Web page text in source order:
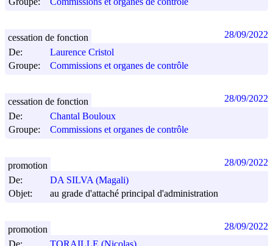
De:
Laurence Cristol
Groupe:
Commissions et organes de contrôle
cessation de fonction 28/09/2022
De:
Chantal Bouloux
Groupe:
Commissions et organes de contrôle
cessation de fonction 28/09/2022
De:
DA SILVA (Magali)
Objet:
au grade d'attaché principal d'administration
promotion 28/09/2022
De:
promotion 28/09/2022